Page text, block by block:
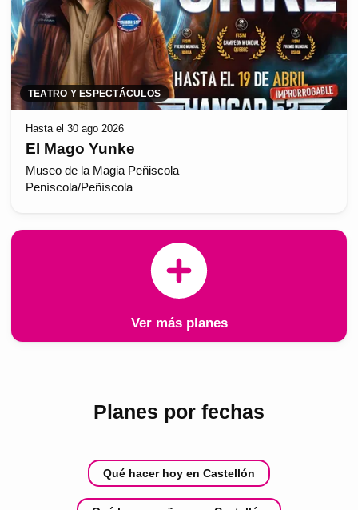
TEATRO Y ESPECTÁCULOS
Hasta el 30 ago 2026
El Mago Yunke
Museo de la Magia Peñiscola
Peníscola/Peñíscola
Ver más planes
Planes por fechas
Qué hacer hoy en Castellón